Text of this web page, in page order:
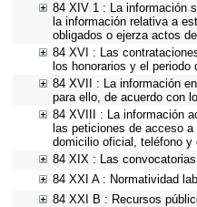
84 XIV 1 : La información
la información relativa a
obligados o ejerza actos
84 XVI : Las
los honorarios y el periodo
84 XVII : La información
para ello, de acuerdo con
84 XVIII : La información
las peticiones de acceso
domicilio oficial, teléfono y
84 XIX : Las
84 XXI A : Normatividad
84 XXI B : Recursos